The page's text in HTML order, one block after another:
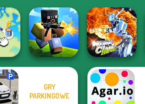
Poxel.io
Moon Clash
Heroes
GRY
PARKINGOWE